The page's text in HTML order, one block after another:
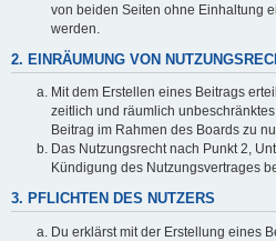
von beiden Seiten ohne Einhaltung
werden.
2. EINRÄUMUNG VON
Mit dem Erstellen eines Beitrags
zeitlich und räumlich
Beitrag im Rahmen des Boards zu
Das Nutzungsrecht nach Punkt 2,
Kündigung des Nutzungsvertrages
3. PFLICHTEN DES NUTZERS
Du erklärst mit der Erstellung eines